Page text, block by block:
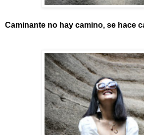
Caminante no hay camino, se hace